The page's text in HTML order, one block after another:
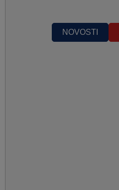
NOVOSTI